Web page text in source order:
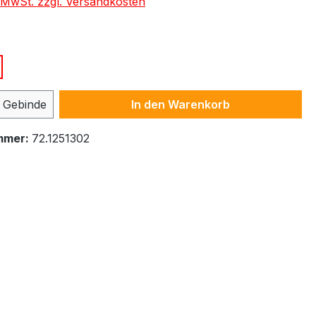
Anzahl: Gib den gewünschten Wert
Gebinde In den Warenkorb
72.1251302